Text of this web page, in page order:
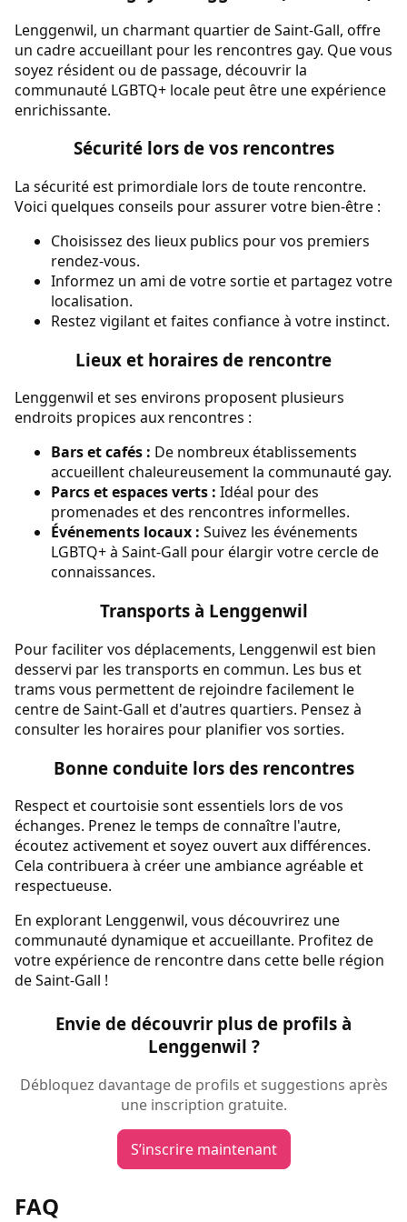
Lenggenwil, un charmant quartier de Saint-Gall, offre
un cadre accueillant pour les rencontres gay. Que vous
soyez résident ou de passage, découvrir la
communauté LGBTQ+ locale peut être une expérience
enrichissante.
Sécurité lors de vos rencontres
La sécurité est primordiale lors de toute rencontre.
Voici quelques conseils pour assurer votre bien-être :
Choisissez des lieux publics pour vos premiers
rendez-vous.
Informez un ami de votre sortie et partagez votre
localisation.
Restez vigilant et faites confiance à votre instinct.
Lieux et horaires de rencontre
Lenggenwil et ses environs proposent plusieurs
endroits propices aux rencontres :
Bars et cafés : De nombreux établissements
accueillent chaleureusement la communauté gay.
Parcs et espaces verts : Idéal pour des
promenades et des rencontres informelles.
Événements locaux : Suivez les événements
LGBTQ+ à Saint-Gall pour élargir votre cercle de
connaissances.
Transports à Lenggenwil
Pour faciliter vos déplacements, Lenggenwil est bien
desservi par les transports en commun. Les bus et
trams vous permettent de rejoindre facilement le
centre de Saint-Gall et d'autres quartiers. Pensez à
consulter les horaires pour planifier vos sorties.
Bonne conduite lors des rencontres
Respect et courtoisie sont essentiels lors de vos
échanges. Prenez le temps de connaître l'autre,
écoutez activement et soyez ouvert aux différences.
Cela contribuera à créer une ambiance agréable et
respectueuse.
En explorant Lenggenwil, vous découvrirez une
communauté dynamique et accueillante. Profitez de
votre expérience de rencontre dans cette belle région
de Saint-Gall !
Envie de découvrir plus de profils à
Lenggenwil ?
Débloquez davantage de profils et suggestions après
une inscription gratuite.
S’inscrire maintenant
FAQ